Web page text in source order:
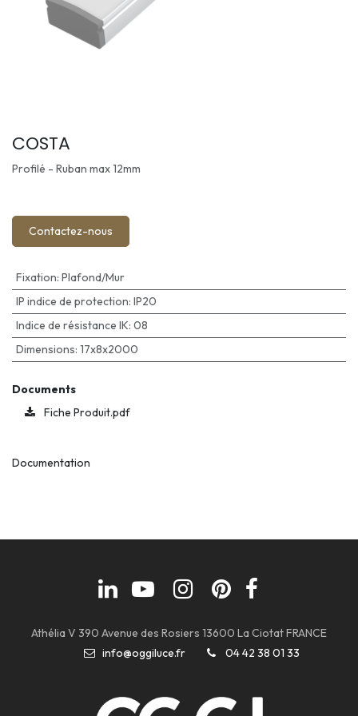
COSTA
Profilé - Ruban max 12mm
Contactez-nous
Fixation: Plafond/Mur
IP indice de protection: IP20
Indice de résistance IK: 08
Dimensions: 17x8x2000
Documents
Fiche Produit.pdf
Documentation
Athélia V 390 Avenue des Rosiers 13600 La Ciotat FRANCE
info@oggiluce.fr
04 42 38 01 33